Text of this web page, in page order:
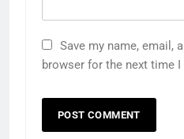
Save my name, email,
browser for the next time